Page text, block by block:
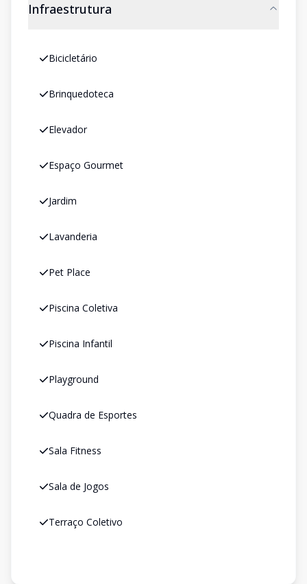
Infraestrutura
Bicicletário
Brinquedoteca
Elevador
Espaço Gourmet
Jardim
Lavanderia
Pet Place
Piscina Coletiva
Piscina Infantil
Playground
Quadra de Esportes
Sala Fitness
Sala de Jogos
Terraço Coletivo